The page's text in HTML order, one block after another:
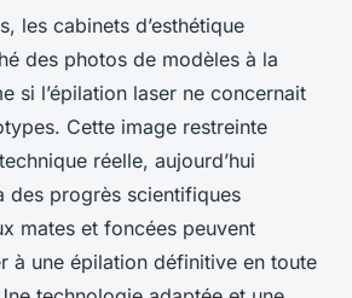
les cabinets d’esthétique
des photos de modèles à la
si l’épilation laser ne concernait
Cette image restreinte
réelle, aujourd’hui
des progrès scientifiques
mates et foncées peuvent
à une épilation définitive en toute